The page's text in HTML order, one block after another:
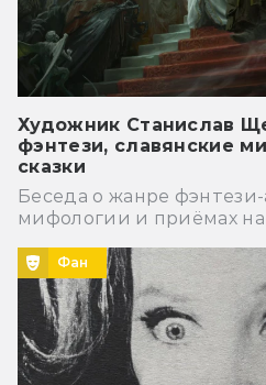
Художник Станислав
фэнтези, славянские
сказки
Беседа о жанре фэнтези-
мифологии и приёмах
Фан